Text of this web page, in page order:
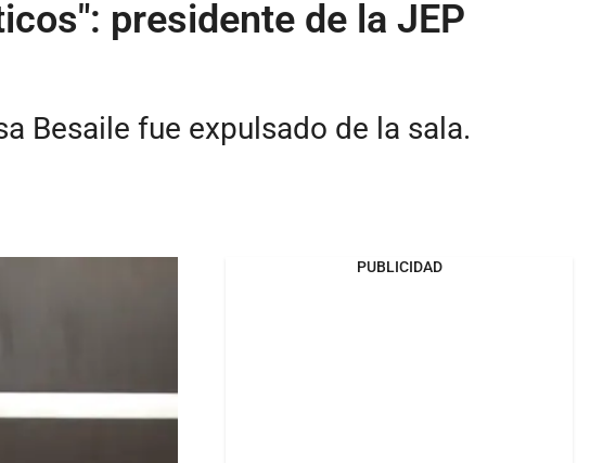
presidente de la JEP
Besaile fue expulsado de la sala.
PUBLICIDAD